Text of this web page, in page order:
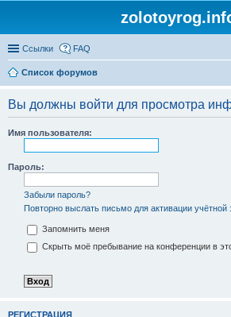
Ссылки FAQ
Список форумов
Вы должны войти для просмотра
Имя пользователя:
Пароль:
Забыли пароль?
Повторно выслать письмо для активации учётной
Запомнить меня
Скрыть моё пребывание на конференции в
РЕГИСТРАЦИЯ